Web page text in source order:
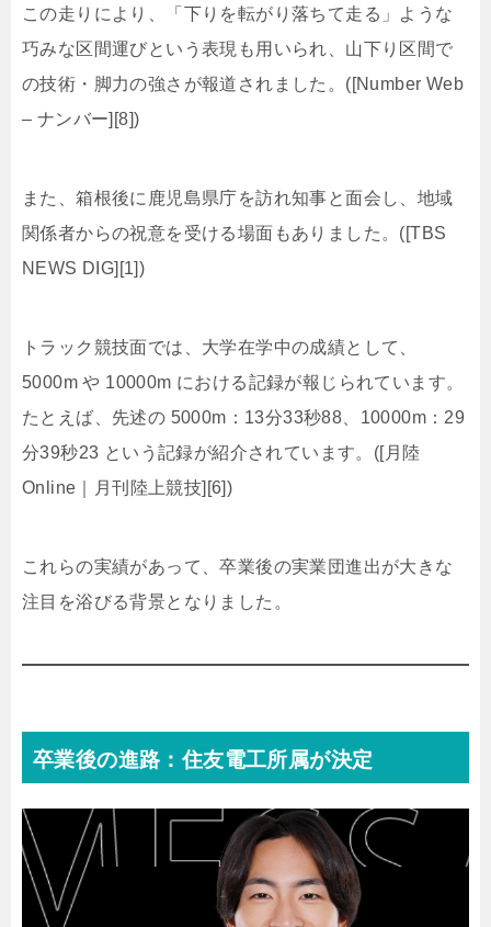
この走りにより、「下りを転がり落ちて走る」ような
巧みな区間運びという表現も用いられ、山下り区間で
の技術・脚力の強さが報道されました。([Number Web
– ナンバー][8])
また、箱根後に鹿児島県庁を訪れ知事と面会し、地域
関係者からの祝意を受ける場面もありました。([TBS
NEWS DIG][1])
トラック競技面では、大学在学中の成績として、
5000m や 10000m における記録が報じられています。
たとえば、先述の 5000m：13分33秒88、10000m：29
分39秒23 という記録が紹介されています。([月陸
Online｜月刊陸上競技][6])
これらの実績があって、卒業後の実業団進出が大きな
注目を浴びる背景となりました。
卒業後の進路：住友電工所属が決定